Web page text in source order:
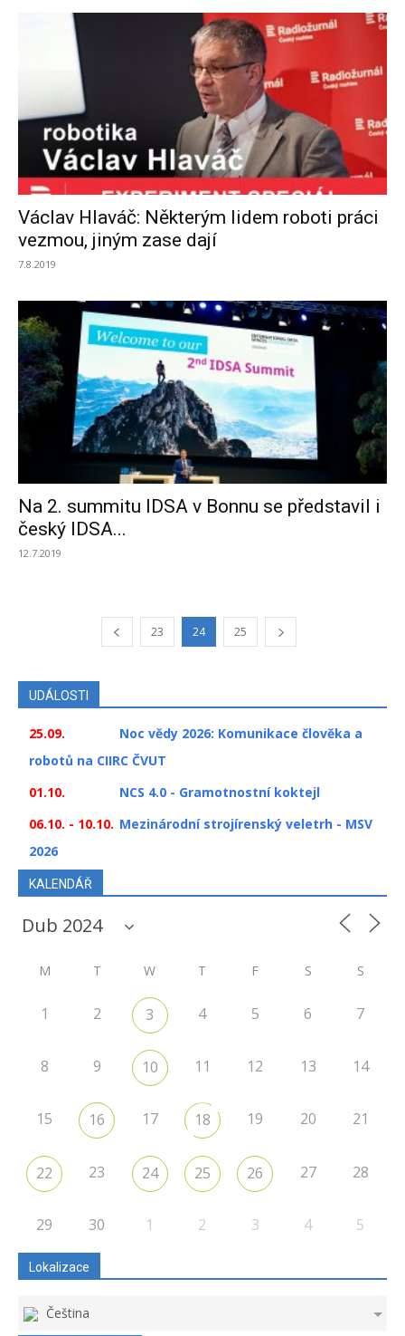
Václav Hlaváč: Některým lidem roboti práci
vezmou, jiným zase dají
7.8.2019
Na 2. summitu IDSA v Bonnu se představil i
český IDSA...
12.7.2019
23 24 25
UDÁLOSTI
25.09.
Noc vědy 2026: Komunikace člověka a
robotů na CIIRC ČVUT
01.10.
NCS 4.0 - Gramotnostní koktejl
06.10. - 10.10. Mezinárodní strojírenský veletrh - MSV
2026
KALENDÁŘ
M T W T F S S
1 2 3 4 5 6 7
8 9 10 11 12 13 14
15 16 17 18 19 20 21
22 23 24 25 26 27 28
29 30 1 2 3 4 5
Lokalizace
Čeština